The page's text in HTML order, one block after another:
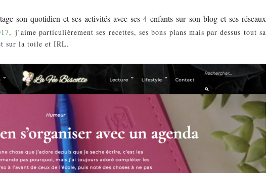
son quotidien et ses activités avec ses 4 enfants sur son blog et ses réseaux
, j’aime particulièrement ses recettes, ses bons plans mais par dessus tout sa
sur la toile et IRL.